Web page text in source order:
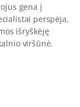
gena į
perspėja,
išryškėję
viršūnė.